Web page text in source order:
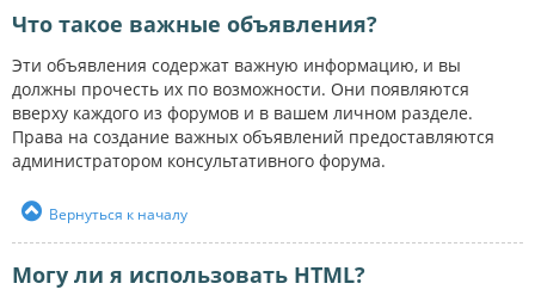
Что такое важные объявления?
Эти объявления содержат важную информацию, и вы
должны прочесть их по возможности. Они появляются
вверху каждого из форумов и в вашем личном разделе.
Права на создание важных объявлений предоставляются
администратором консультативного форума.
Вернуться к началу
Могу ли я использовать HTML?